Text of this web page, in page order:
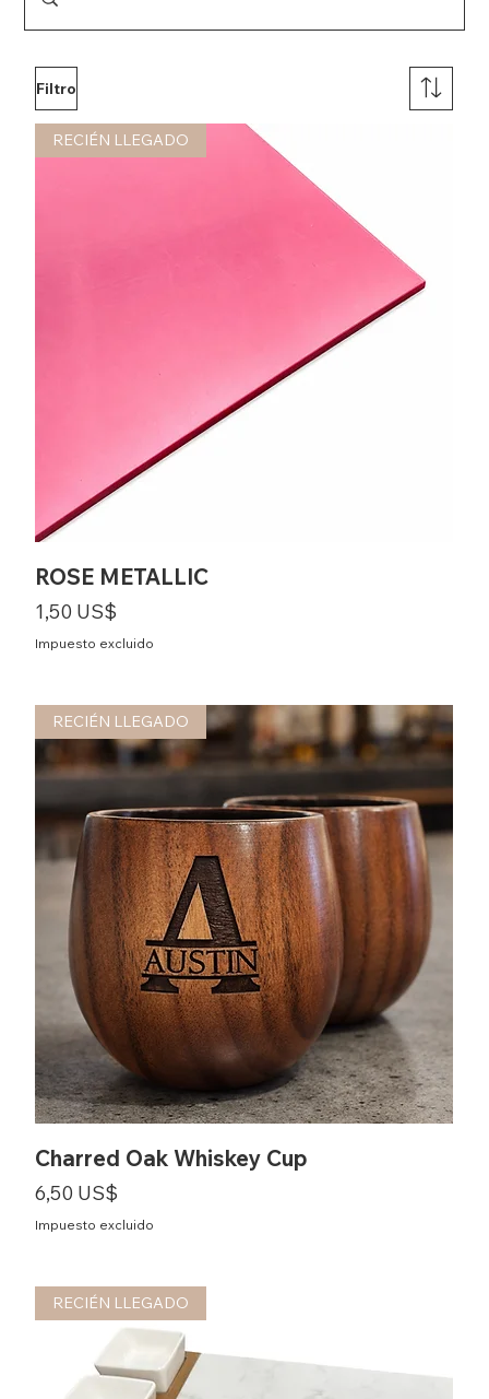
Filtro
RECIÉN LLEGADO
ROSE METALLIC
Precio
1,50 US$
Impuesto excluido
RECIÉN LLEGADO
Charred Oak Whiskey Cup
Precio
6,50 US$
Impuesto excluido
RECIÉN LLEGADO